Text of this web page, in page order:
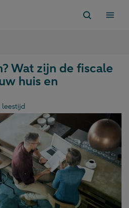
Wat zijn de fiscale
huis en
leestijd